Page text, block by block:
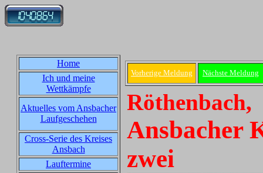
Home
Ich und meine
Wettkämpfe
Aktuelles vom Ansbacher
Laufgeschehen
Cross-Serie des Kreises
Ansbach
Lauftermine
Vorherige Meldung Nächste Meldung
Röthenbach,
Ansbacher
zwei